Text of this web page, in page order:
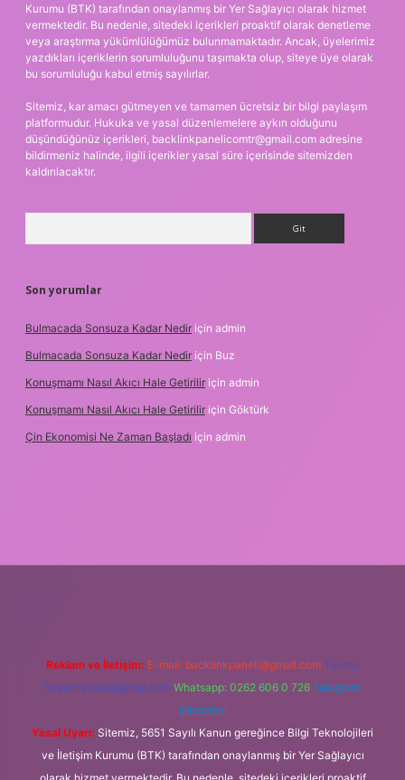
Kurumu (BTK) tarafından onaylanmış bir Yer Sağlayıcı olarak hizmet
vermektedir. Bu nedenle, sitedeki içerikleri proaktif olarak denetleme
veya araştırma yükümlülüğümüz bulunmamaktadır. Ancak, üyelerimiz
yazdıkları içeriklerin sorumluluğunu taşımakta olup, siteye üye olarak
bu sorumluluğu kabul etmiş sayılırlar.
Sitemiz, kar amacı gütmeyen ve tamamen ücretsiz bir bilgi paylaşım
platformudur. Hukuka ve yasal düzenlemelere aykırı olduğunu
düşündüğünüz içerikleri, backlinkpanelicomtr@gmail.com adresine
bildirmeniz halinde, ilgili içerikler yasal süre içerisinde sitemizden
kaldırılacaktır.
Son yorumlar
Bulmacada Sonsuza Kadar Nedir için admin
Bulmacada Sonsuza Kadar Nedir için Buz
Konuşmamı Nasıl Akıcı Hale Getirilir için admin
Konuşmamı Nasıl Akıcı Hale Getirilir için Göktürk
Çin Ekonomisi Ne Zaman Başladı için admin
Reklam ve İletişim: E-mail: backlinkpaneli@gmail.com Teams:
forumhizmeti@gmail.com Whatsapp: 0262 606 0 726 Telegram:
@karabul
Yasal Uyarı: Sitemiz, 5651 Sayılı Kanun gereğince Bilgi Teknolojileri
ve İletişim Kurumu (BTK) tarafından onaylanmış bir Yer Sağlayıcı